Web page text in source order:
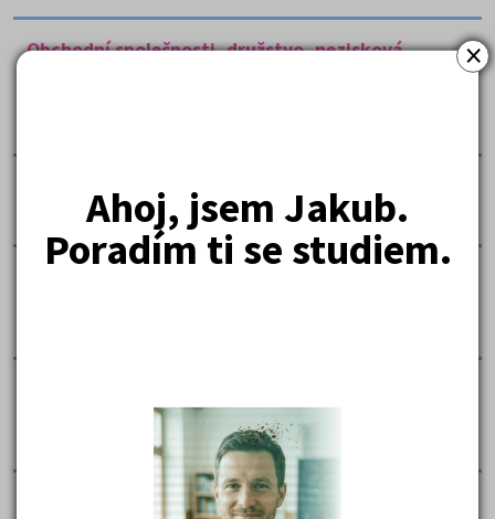
×
Ahoj, jsem Jakub.
Poradím ti se studiem.
Obchodní společnosti, družstvo, nezisková
Práce se zaměřuje na organizování.
Práce obsahuje stručnou maturitní otázku na téma
Plánování, získávání a výběr pracovníků